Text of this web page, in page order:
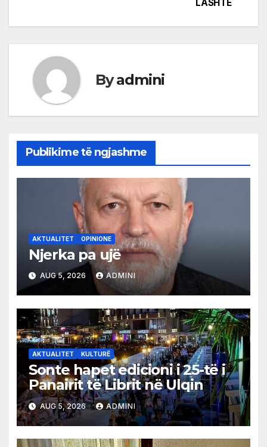
LASHTË
Byadmini
Publikime të ngjashme
AKTUALITET OPINIONE
Njerka pa ujë
AUG 5, 2026 ADMINI
AKTUALITET KULTURË
Sonte hapet edicioni i 25-të i
Panairit të Librit në Ulqin
AUG 5, 2026 ADMINI